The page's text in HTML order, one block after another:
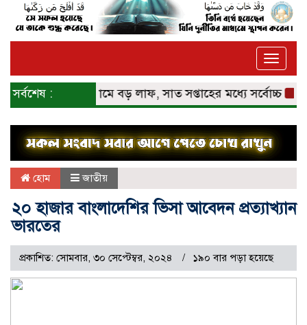
Toggle
সর্বশেষ :স্বর্ণের দামে বড় লাফ, সাত সপ্তাহের মধ্যে সর্বোচ্চ
হোম জাতীয়
২০ হাজার বাংলাদেশির ভিসা আবেদন প্রত্যাখ্যান
ভারতের
প্রকাশিত: সোমবার, ৩০ সেপ্টেম্বর, ২০২৪ ১৯০ বার পড়া হয়েছে